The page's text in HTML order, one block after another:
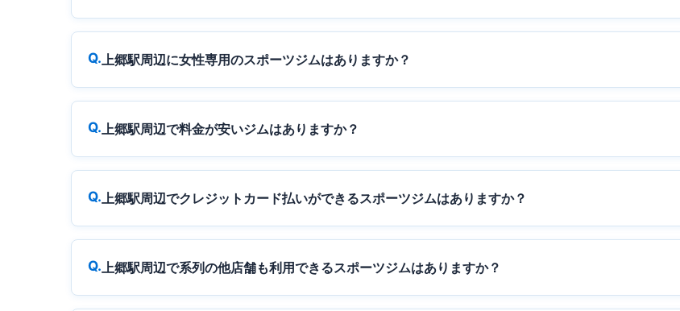
上郷駅周辺に女性専用のスポーツジムはありますか？
上郷駅周辺で料金が安いジムはありますか？
上郷駅周辺でクレジットカード払いができるスポーツジムはありますか？
上郷駅周辺で系列の他店舗も利用できるスポーツジムはありますか？